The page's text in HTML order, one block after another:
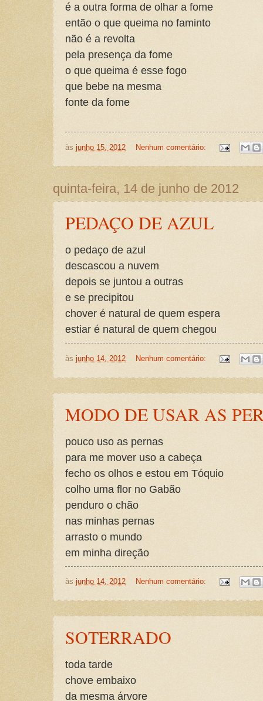
é a outra forma de olhar a fome
então o que queima no faminto
não é a revolta
pela presença da fome
o que queima é esse fogo
que bebe na mesma
fonte da fome
às junho 15, 2012 Nenhum comentário:
quinta-feira, 14 de junho de 2012
PEDAÇO DE AZUL
o pedaço de azul
descascou a nuvem
depois se juntou a outras
e se precipitou
chover é natural de quem espera
estiar é natural de quem chegou
às junho 14, 2012 Nenhum comentário:
MODO DE USAR AS
pouco uso as pernas
para me mover uso a cabeça
fecho os olhos e estou em Tóquio
colho uma flor no Gabão
penduro o chão
nas minhas pernas
arrasto o mundo
em minha direção
às junho 14, 2012 Nenhum comentário:
SOTERRADO
toda tarde
chove embaixo
da mesma árvore